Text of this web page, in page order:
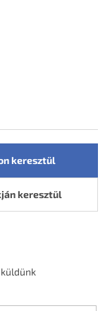
keresztül
keresztül